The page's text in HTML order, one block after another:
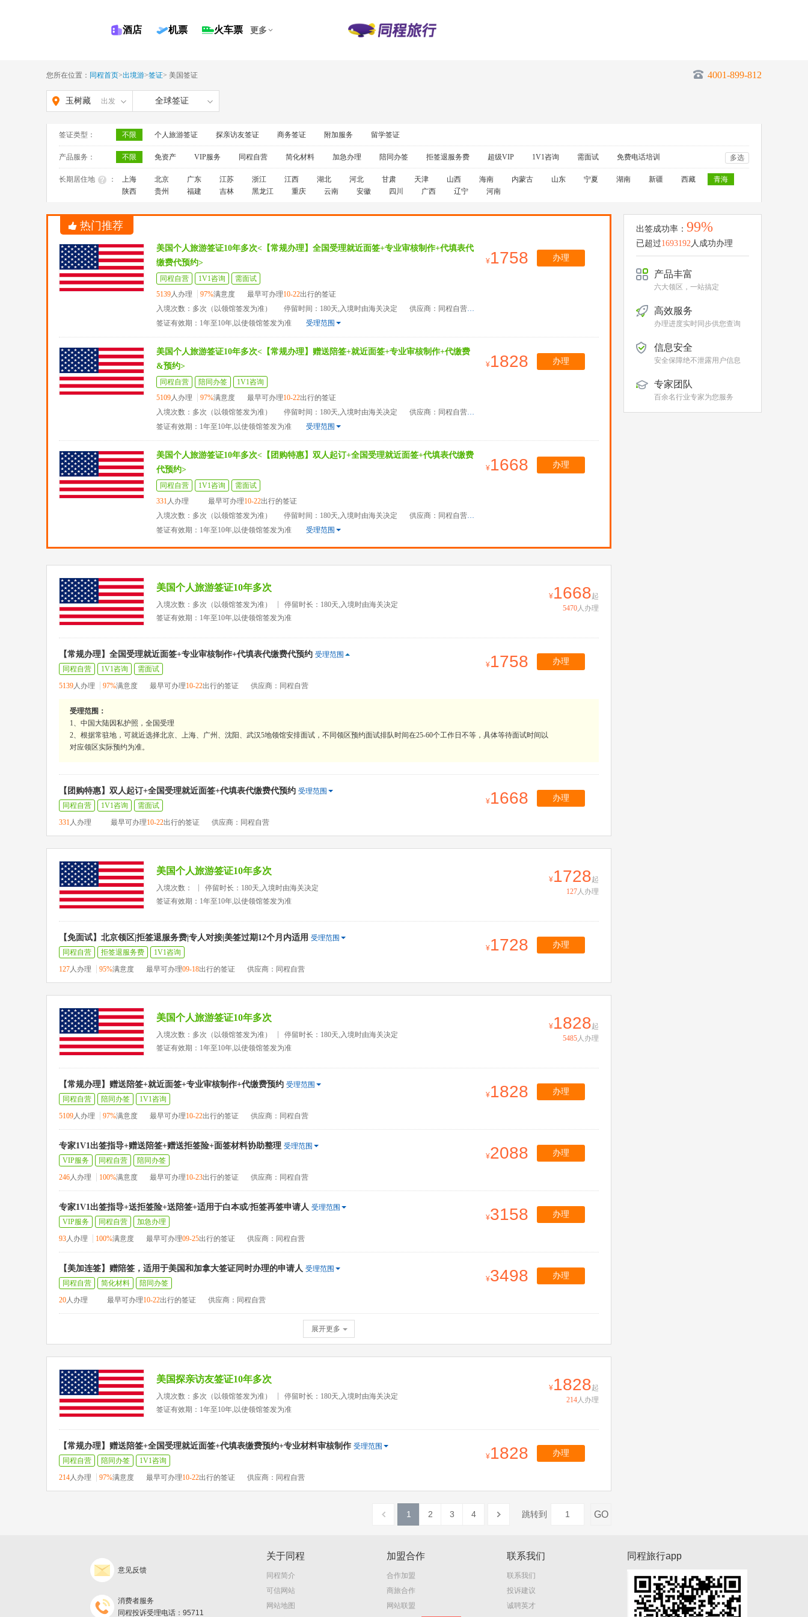
酒店 机票 火车票 更多
您所在位置： 同程首页>出境游>签证> 美国签证 4001-899-812
玉树藏 出发 全球签证
签证类型： 不限 个人旅游签证 探亲访友签证 商务签证 附加服务 留学签证
产品服务： 不限 免资产 VIP服务 同程自营 简化材料 加急办理 陪同办签 拒签退服务费 超级VIP 1V1咨询 需面试 免费电话培训 多选
长期居住地 ： 上海 北京 广东 江苏 浙江 江西 湖北 河北 甘肃 天津 山西 海南 内蒙古 山东 宁夏 湖南 新疆 西藏
青海
陕西
贵州 福建 吉林 黑龙江 重庆 云南 安徽 四川 广西 辽宁 河南
热门推荐
美国个人旅游签证10年多次<【常规办理】全国受理就近面签+专业审核制作+代填表代
缴费代预约>
同程自营 1V1咨询
需面试
5139人办理 97%满意度 最早可办理10-22出行的签证
入境次数：多次（以领馆签发为准）
停留时间：180天,入境时由海关决定
供应商：同程自营
签证有效期：1年至10年,以使领馆签发为准
受理范围
1758 办理
美国个人旅游签证10年多次<【常规办理】赠送陪签+就近面签+专业审核制作+代缴费
&预约>
同程自营 陪同办签
1V1咨询
5109人办理 97%满意度 最早可办理10-22出行的签证
入境次数：多次（以领馆签发为准）
停留时间：180天,入境时由海关决定
供应商：同程自营
签证有效期：1年至10年,以使领馆签发为准
受理范围
1828 办理
美国个人旅游签证10年多次<【团购特惠】双人起订+全国受理就近面签+代填表代缴费
代预约>
同程自营 1V1咨询
需面试
331人办理 最早可办理10-22出行的签证
入境次数：多次（以领馆签发为准）
停留时间：180天,入境时由海关决定
供应商：同程自营
签证有效期：1年至10年,以使领馆签发为准
受理范围
1668 办理
美国个人旅游签证10年多次
入境次数：多次（以领馆签发为准）
停留时长：180天,入境时由海关决定
签证有效期：1年至10年,以使领馆签发为准
1668起
5470人办理
【常规办理】全国受理就近面签+专业审核制作+代填表代缴费代预约 受理范围
同程自营
1V1咨询
需面试
5139人办理 97%满意度 最早可办理10-22出行的签证 供应商：同程自营
1758 办理
受理范围：
1、中国大陆因私护照，全国受理
2、根据常驻地，可就近选择北京、上海、广州、沈阳、武汉5地领馆安排面试，不同领区预约面试排队时间在25-60个工作日不等，具体等待面试时间以
对应领区实际预约为准。
【团购特惠】双人起订+全国受理就近面签+代填表代缴费代预约 受理范围
同程自营
1V1咨询
需面试
331人办理 最早可办理10-22出行的签证 供应商：同程自营
1668 办理
美国个人旅游签证10年多次
入境次数：
停留时长：180天,入境时由海关决定
签证有效期：1年至10年,以使领馆签发为准
1728起
127人办理
【免面试】北京领区|拒签退服务费|专人对接|美签过期12个月内适用 受理范围
同程自营
拒签退服务费
1V1咨询
127人办理 95%满意度 最早可办理09-18出行的签证 供应商：同程自营
1728 办理
美国个人旅游签证10年多次
入境次数：多次（以领馆签发为准）
停留时长：180天,入境时由海关决定
签证有效期：1年至10年,以使领馆签发为准
1828起
5485人办理
【常规办理】赠送陪签+就近面签+专业审核制作+代缴费预约 受理范围
同程自营
陪同办签
1V1咨询
5109人办理 97%满意度 最早可办理10-22出行的签证 供应商：同程自营
1828 办理
专家1V1出签指导+赠送陪签+赠送拒签险+面签材料协助整理 受理范围
VIP服务
同程自营
陪同办签
246人办理 100%满意度 最早可办理10-23出行的签证 供应商：同程自营
2088 办理
专家1V1出签指导+送拒签险+送陪签+适用于白本或/拒签再签申请人 受理范围
VIP服务
同程自营
加急办理
93人办理 100%满意度 最早可办理09-25出行的签证 供应商：同程自营
3158 办理
【美加连签】赠陪签，适用于美国和加拿大签证同时办理的申请人 受理范围
同程自营
简化材料
陪同办签
20人办理 最早可办理10-22出行的签证 供应商：同程自营
3498 办理
展开更多
美国探亲访友签证10年多次
入境次数：多次（以领馆签发为准）
停留时长：180天,入境时由海关决定
签证有效期：1年至10年,以使领馆签发为准
1828起
214人办理
【常规办理】赠送陪签+全国受理就近面签+代填表缴费预约+专业材料审核制作 受理范围
同程自营
陪同办签
1V1咨询
214人办理 97%满意度 最早可办理10-22出行的签证 供应商：同程自营
1828 办理
1 2 3 4 跳转到 GO
出签成功率： 99%
已超过1693192人成功办理
产品丰富
六大领区，一站搞定
高效服务
办理进度实时同步供您查询
信息安全
安全保障绝不泄露用户信息
专家团队
百余名行业专家为您服务
意见反馈
消费者服务
同程投诉受理电话：95711
关于同程
同程简介
可信网站
网站地图
加盟合作
合作加盟
商旅合作
网站联盟
联系我们
联系我们
投诉建议
诚聘英才
同程旅行app